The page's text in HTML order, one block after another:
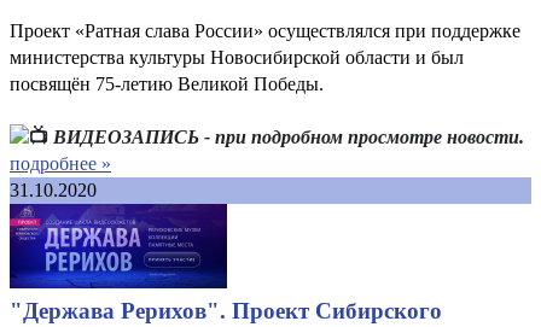
Проект «Ратная слава России» осуществлялся при поддержке
министерства культуры Новосибирской области и был
посвящён 75-летию Великой Победы.
ВИДЕОЗАПИСЬ - при подробном просмотре новости.
подробнее »
31.10.2020
"Держава Рерихов". Проект Сибирского